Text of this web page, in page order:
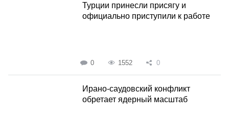
Турции принесли присягу и
официально приступили к работе
0 1552 0
Ирано-саудовский конфликт
обретает ядерный масштаб